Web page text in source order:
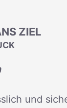
ZIEL
und